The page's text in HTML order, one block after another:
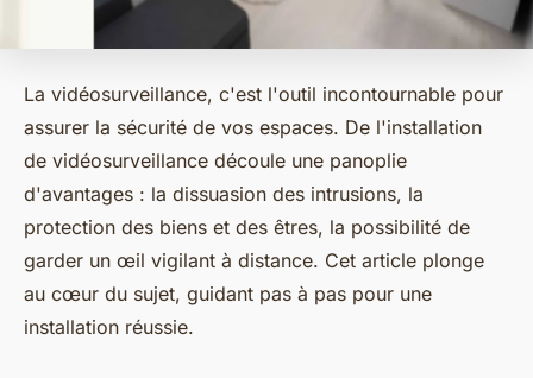
La vidéosurveillance, c'est l'outil incontournable pour
assurer la sécurité de vos espaces. De l'installation
de vidéosurveillance découle une panoplie
d'avantages : la dissuasion des intrusions, la
protection des biens et des êtres, la possibilité de
garder un œil vigilant à distance. Cet article plonge
au cœur du sujet, guidant pas à pas pour une
installation réussie.